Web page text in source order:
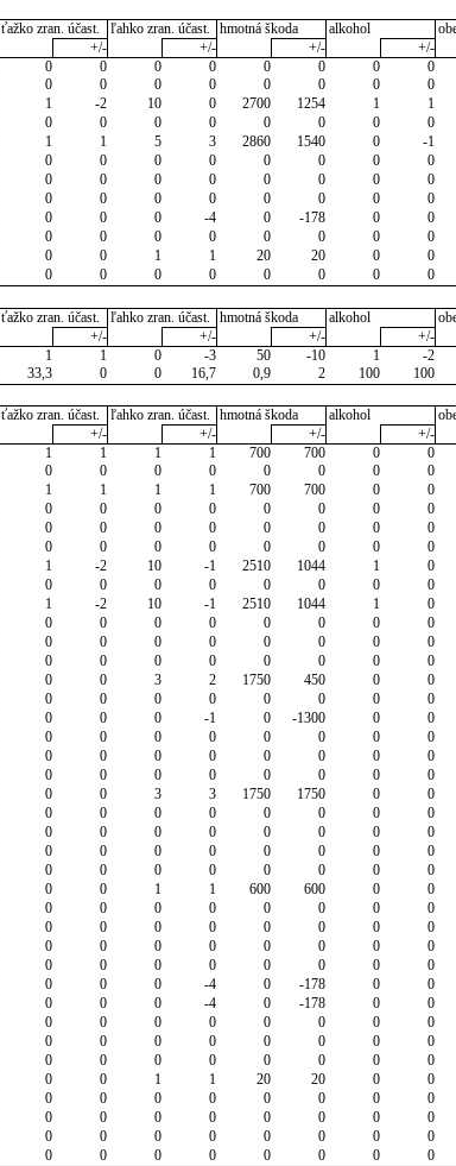
ťažko zran. účast. ľahko zran. účast. hmotná škoda alkohol
+/- +/- +/- +/-
0 0 0 0 0 0 0 0
0 0 0 0 0 0 0 0
1 -2 10 0 2700 1254 1 1
0 0 0 0 0 0 0 0
1 1 5 3 2860 1540 0 -1
0 0 0 0 0 0 0 0
0 0 0 0 0 0 0 0
0 0 0 0 0 0 0 0
0 0 0 -4 0 -178 0 0
0 0 0 0 0 0 0 0
0 0 1 1 20 20 0 0
0 0 0 0 0 0 0 0
ťažko zran. účast. ľahko zran. účast. hmotná škoda alkohol
+/- +/- +/- +/-
1 1 0 -3 50 -10 1 -2
33,3 0 0 16,7 0,9 2 100 100
ťažko zran. účast. ľahko zran. účast. hmotná škoda alkohol
+/- +/- +/- +/-
1 1 1 1 700 700 0 0
0 0 0 0 0 0 0 0
1 1 1 1 700 700 0 0
0 0 0 0 0 0 0 0
0 0 0 0 0 0 0 0
0 0 0 0 0 0 0 0
1 -2 10 -1 2510 1044 1 0
0 0 0 0 0 0 0 0
1 -2 10 -1 2510 1044 1 0
0 0 0 0 0 0 0 0
0 0 0 0 0 0 0 0
0 0 0 0 0 0 0 0
0 0 3 2 1750 450 0 0
0 0 0 0 0 0 0 0
0 0 0 -1 0 -1300 0 0
0 0 0 0 0 0 0 0
0 0 0 0 0 0 0 0
0 0 0 0 0 0 0 0
0 0 3 3 1750 1750 0 0
0 0 0 0 0 0 0 0
0 0 0 0 0 0 0 0
0 0 0 0 0 0 0 0
0 0 0 0 0 0 0 0
0 0 1 1 600 600 0 0
0 0 0 0 0 0 0 0
0 0 0 0 0 0 0 0
0 0 0 0 0 0 0 0
0 0 0 0 0 0 0 0
0 0 0 -4 0 -178 0 0
0 0 0 -4 0 -178 0 0
0 0 0 0 0 0 0 0
0 0 0 0 0 0 0 0
0 0 0 0 0 0 0 0
0 0 1 1 20 20 0 0
0 0 0 0 0 0 0 0
0 0 0 0 0 0 0 0
0 0 0 0 0 0 0 0
0 0 0 0 0 0 0 0